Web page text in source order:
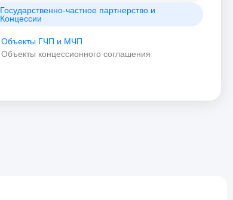
Государственно-частное партнерство и
Концессии
Объекты ГЧП и МЧП
Объекты концессионного соглашения